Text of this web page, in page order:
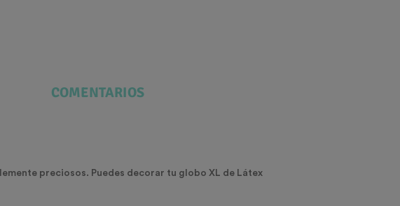
COMENTARIOS
preciosos. Puedes decorar tu globo XL de Látex